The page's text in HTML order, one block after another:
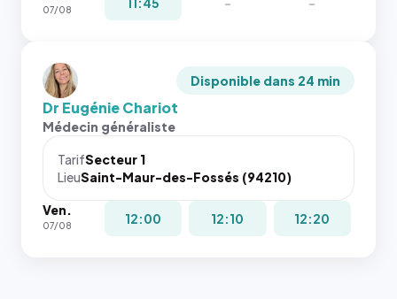
07/08
Disponible dans 24 min
Dr Eugénie Chariot
Médecin généraliste
TarifSecteur 1
LieuSaint-Maur-des-Fossés (94210)
Ven.
07/08 12:00 12:10 12:20